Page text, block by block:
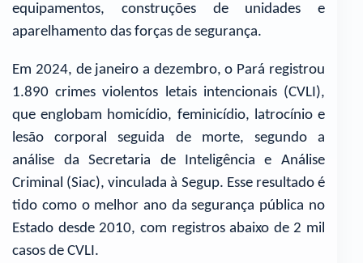
equipamentos, construções de unidades e
aparelhamento das forças de segurança.
Em 2024, de janeiro a dezembro, o Pará registrou
1.890 crimes violentos letais intencionais (CVLI),
que englobam homicídio, feminicídio, latrocínio e
lesão corporal seguida de morte, segundo a
análise da Secretaria de Inteligência e Análise
Criminal (Siac), vinculada à Segup. Esse resultado é
tido como o melhor ano da segurança pública no
Estado desde 2010, com registros abaixo de 2 mil
casos de CVLI.